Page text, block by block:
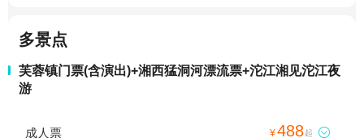
多景点
芙蓉镇门票(含演出)+湘西猛洞河漂流票+沱江湘见沱江夜
游
成人票 ¥488起 